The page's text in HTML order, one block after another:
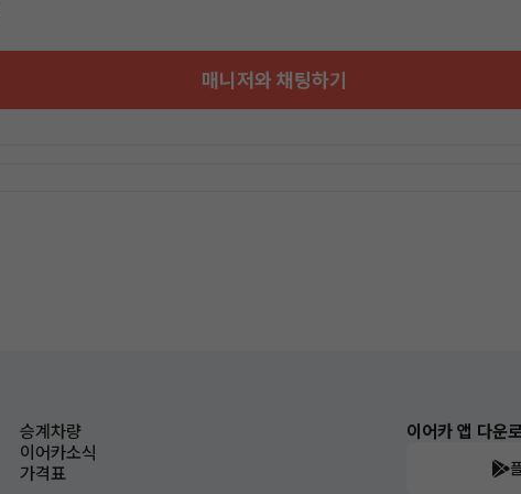
매니저와 채팅하기
승계차량
이어카소식
가격표
이어카 앱 다운